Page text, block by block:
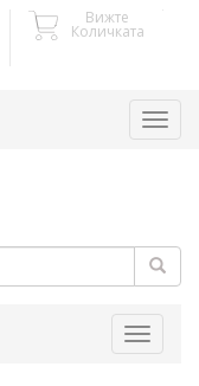
Вижте
Количката
Toggle